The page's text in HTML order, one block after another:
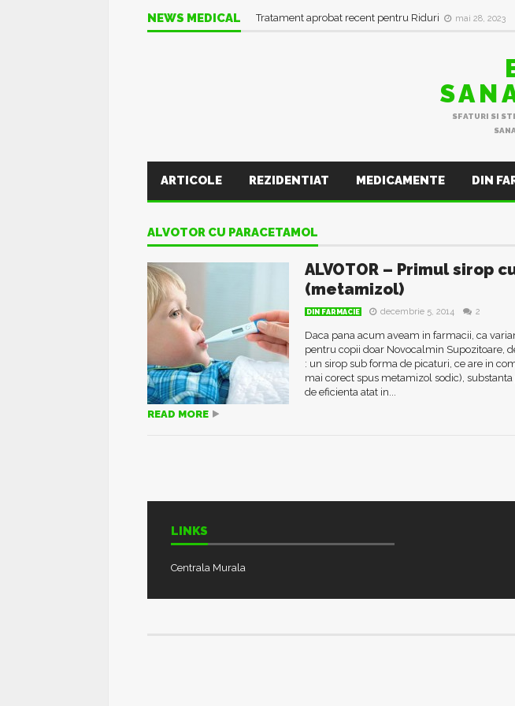
NEWS MEDICAL Tratament aprobat recent pentru Riduri mai 28, 2023
SFATURI SI
ARTICOLE REZIDENTIAT MEDICAMENTE DIN
ALVOTOR CU PARACETAMOL
ALVOTOR – Primul sirop
(metamizol)
DIN FARMACIE decembrie 5, 2014 2
Daca pana acum aveam in farmacii, ca
pentru copii doar Novocalmin Supozitoare,
: un sirop sub forma de picaturi, ce are in
mai corect spus metamizol sodic),
de eficienta atat in...
READ MORE
LINKS
Centrala Murala